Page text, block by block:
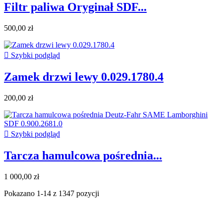
Filtr paliwa Oryginał SDF...
500,00 zł
 Szybki podgląd
Zamek drzwi lewy 0.029.1780.4
200,00 zł
 Szybki podgląd
Tarcza hamulcowa pośrednia...
1 000,00 zł
Pokazano 1-14 z 1347 pozycji